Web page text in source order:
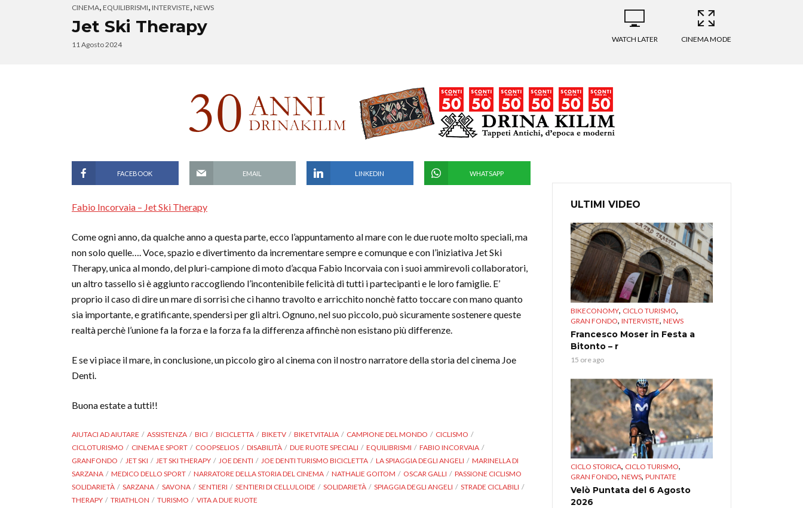
CINEMA, EQUILIBRISMI, INTERVISTE, NEWS
Jet Ski Therapy
11 Agosto 2024
WATCH LATER CINEMA MODE
FACEBOOK EMAIL LINKEDIN WHATSAPP
Fabio Incorvaia – Jet Ski Therapy
Come ogni anno, da qualche anno a questa parte, ecco l’appuntamento al mare con le due ruote molto speciali, ma
non solo quelle…. Voce, spazio e divertimento da incrementare sempre e comunque e con l’iniziativa Jet Ski
Therapy, unica al mondo, del pluri-campione di moto d’acqua Fabio Incorvaia con i suoi ammirevoli collaboratori,
un altro tassello si è aggiunto raccogliendo l’incontenibile felicità di tutti i partecipanti e le loro famiglie. E’
proprio il caso di dire un mare di sorrisi che ci hanno travolto e arricchito nonchè fatto toccare con mano quanto
sia importante, e gratificante, spendersi per gli altri. Ognuno, nel suo piccolo, può sicuramente sostenere queste
realtà perchè l’unione fa la forza e la forza fa la differenza affinchè non esistano più differenze.
E se vi piace il mare, in conclusione, un piccolo giro al cinema con il nostro narratore della storia del cinema Joe
Denti.
Buona estate a tutti!!
AIUTACI AD AIUTARE ASSISTENZA BICI BICICLETTA BIKETV BIKETVITALIA CAMPIONE DEL MONDO
CICLISMO
CICLOTURISMO
CINEMA E SPORT COOPSELIOS DISABILITÀ DUE RUOTE SPECIALI EQUILIBRISMI
FABIO INCORVAIA
GRANFONDO
JET SKI JET SKI THERAPY JOE DENTI JOE DENTI TURISMO BICICLETTA LA SPIAGGIA DEGLI ANGELI
MARINELLA DI
SARZANA
MEDICO DELLO SPORT NARRATORE DELLA STORIA DEL CINEMA NATHALIE GOITOM OSCAR GALLI
PASSIONE CICLISMO
SOLIDARIETÀ
SARZANA SAVONA SENTIERI SENTIERI DI CELLULOIDE SOLIDARIETÀ SPIAGGIA DEGLI ANGELI
STRADE CICLABILI
THERAPY
TRIATHLON TURISMO VITA A DUE RUOTE
ULTIMI VIDEO
BIKECONOMY, CICLO TURISMO,
GRAN FONDO, INTERVISTE, NEWS
Francesco Moser in Festa a
Bitonto – r
15 ore ago
CICLO STORICA, CICLO TURISMO,
GRAN FONDO, NEWS, PUNTATE
Velò Puntata del 6 Agosto
2026